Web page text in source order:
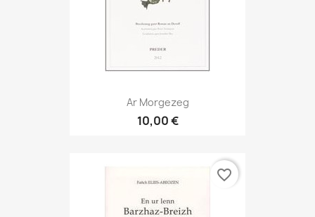
Ar Morgezeg
10,00 €
favorite_border